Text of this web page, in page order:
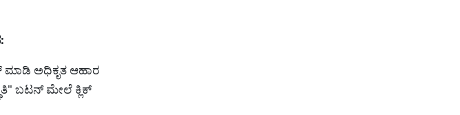
ಮಾಡಿ ಅಧಿಕೃತ ಆಹಾರ
ಬಟನ್ ಮೇಲೆ ಕ್ಲಿಕ್